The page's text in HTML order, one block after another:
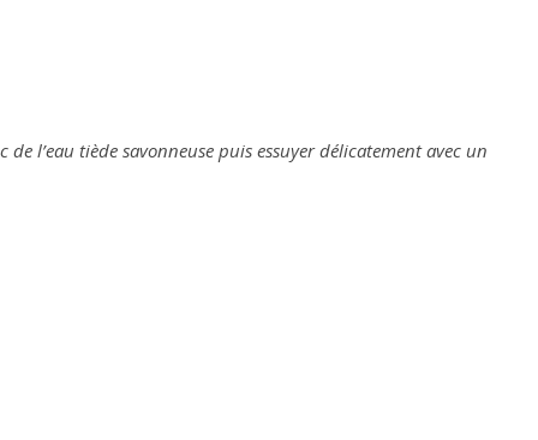
l’eau tiède savonneuse puis essuyer délicatement avec un